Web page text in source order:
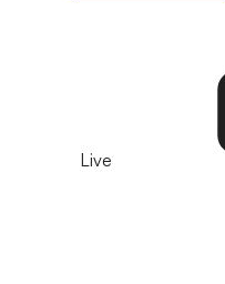
Live